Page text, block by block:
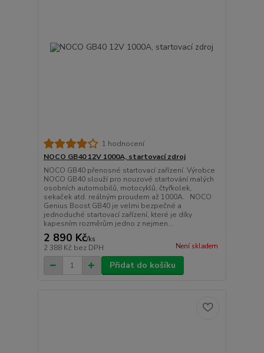
1 hodnocení
NOCO GB40 12V 1000A, startovací zdroj
NOCO GB40 přenosné startovací zařízení. Výrobce
NOCO GB40 slouží pro nouzové startování malých
osobních automobilů, motocyklů, čtyřkolek,
sekaček atd. reálným proudem až 1000A. NOCO
Genius Boost GB40 je velmi bezpečné a
jednoduché startovací zařízení, které je díky
kapesním rozměrům jedno z nejmen...
2 890 Kč/ks
2 388 Kč bez DPH Není skladem
Přidat do košíku